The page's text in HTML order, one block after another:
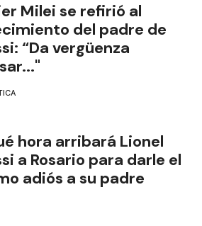
Milei se refirió al
del padre de
“Da vergüenza
hora arribará Lionel
a Rosario para darle el
adiós a su padre